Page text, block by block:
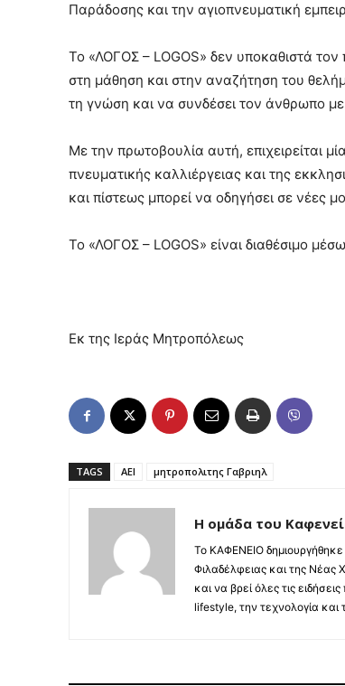
Παράδοσης και την αγιοπνευματική
Το «ΛΟΓΟΣ – LOGOS» δεν υποκαθιστά
στη μάθηση και στην αναζήτηση του
τη γνώση και να συνδέσει τον άνθρωπο
Με την πρωτοβουλία αυτή, επιχειρείται
πνευματικής καλλιέργειας και της
και πίστεως μπορεί να οδηγήσει σε νέες
Το «ΛΟΓΟΣ – LOGOS» είναι διαθέσιμο
Εκ της Ιεράς Μητροπόλεως
TAGS ΑΕΙ μητροπολιτης Γαβριηλ
Η ομάδα του
Το ΚΑΦΕΝΕΙΟ
Φιλαδέλφειας και της Νέας
και να βρεί όλες τις
lifestyle, την τεχνολογία και